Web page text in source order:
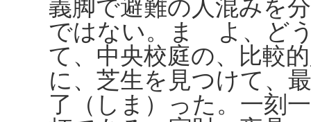
義脚で避難の人混みを
ではない。まゝよ、ど
て、中央校庭の、比較
に、芝生を見つけて、
了（しま）った。一刻